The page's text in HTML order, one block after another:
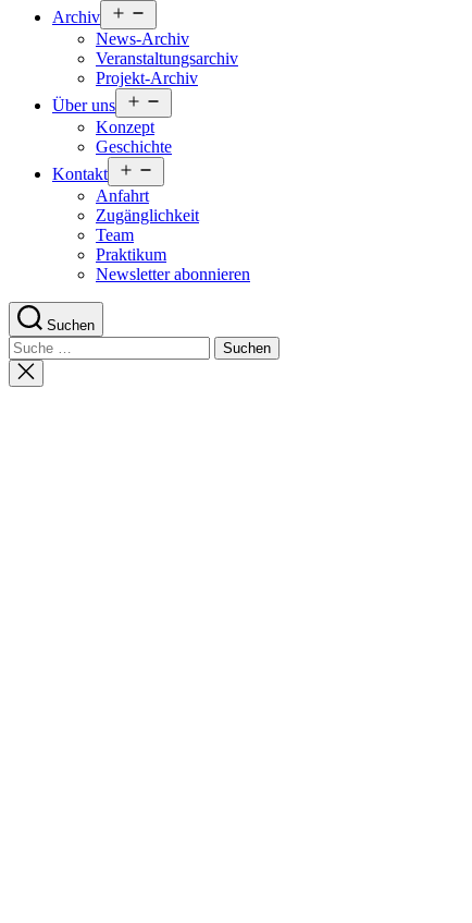
Archiv
öffnen
News-Archiv
Veranstaltungsarchiv
Projekt-Archiv
Über uns
öffnen
Konzept
Geschichte
Kontakt
öffnen
Anfahrt
Zugänglichkeit
Team
Praktikum
Newsletter abonnieren
Suchen
Suche
nach:
Suche
schließen